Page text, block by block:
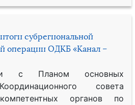
субрегиональной
операции ОДКБ «Канал –
с Планом основных
совета
органов по